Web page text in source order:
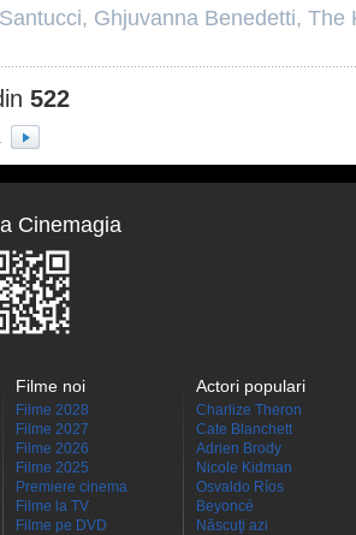
, Ghjuvanna Benedetti, The
522
Cinemagia
Filme noi
Filme 2028
Filme 2027
Filme 2026
Filme 2025
Premiere cinema
Filme la TV
Filme pe DVD
Actori populari
Charlize Theron
Cate Blanchett
Adrien Brody
Nicole Kidman
Osvaldo Ríos
Beyoncé
Născuţi azi